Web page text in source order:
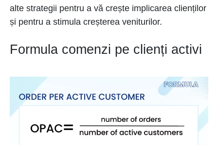
alte strategii pentru a vă crește implicarea clienților
și pentru a stimula creșterea veniturilor.
Formula comenzi pe clienți activi